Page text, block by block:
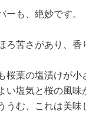
も、絶妙です。
ろ苦さがあり、香
桜葉の塩漬けが小
い塩気と桜の風味
む、これは美味